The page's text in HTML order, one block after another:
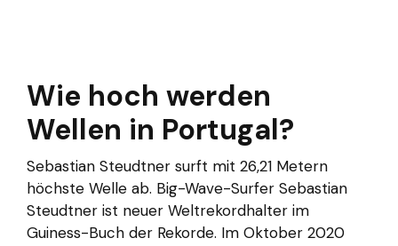
Wie hoch werden
Wellen in Portugal?
Sebastian Steudtner surft mit 26,21 Metern
höchste Welle ab. Big-Wave-Surfer Sebastian
Steudtner ist neuer Weltrekordhalter im
Guiness-Buch der Rekorde. Im Oktober 2020